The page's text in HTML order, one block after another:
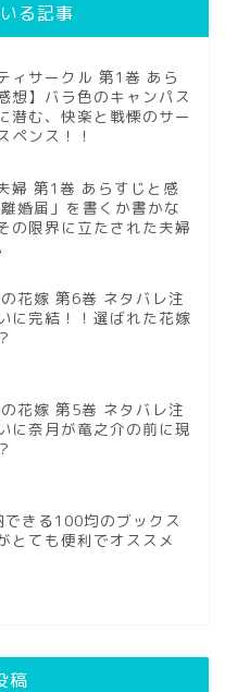
る記事
ィサークル 第1巻 あら
想】バラ色のキャンパス
潜む、快楽と戦慄のサー
ペンス！！
婦 第1巻 あらすじと感
婚届」を書くか書かな
の限界に立たされた夫婦
花嫁 第6巻 ネタバレ注
に完結！！選ばれた花嫁
花嫁 第5巻 ネタバレ注
に奈月が竜之介の前に現
できる100均のブックス
とても便利でオススメ
稿